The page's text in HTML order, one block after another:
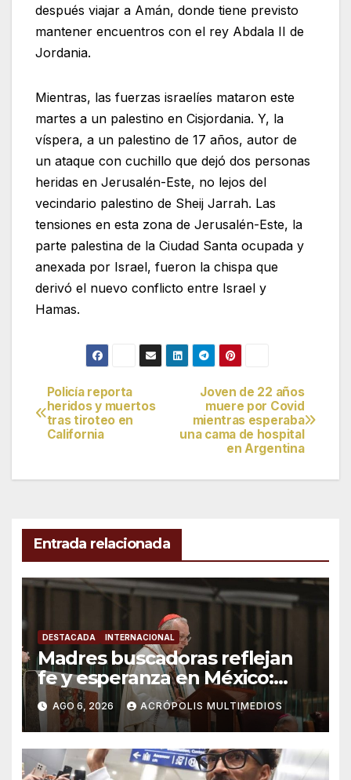
después viajar a Amán, donde tiene previsto
mantener encuentros con el rey Abdala II de
Jordania.
Mientras, las fuerzas israelíes mataron este
martes a un palestino en Cisjordania. Y, la
víspera, a un palestino de 17 años, autor de
un ataque con cuchillo que dejó dos personas
heridas en Jerusalén-Este, no lejos del
vecindario palestino de Sheij Jarrah. Las
tensiones en esta zona de Jerusalén-Este, la
parte palestina de la Ciudad Santa ocupada y
anexada por Israel, fueron la chispa que
derivó el nuevo conflicto entre Israel y
Hamas.
Navegación
de
Joven de 22 años
muere por Covid
mientras esperaba
una cama de hospital
en Argentina
Policía reporta
heridos y muertos
tras tiroteo en
California
Entrada relacionada
DESTACADA INTERNACIONAL
Madres buscadoras reflejan
fe y esperanza en México:
Parolin
AGO 6, 2026 ACRÓPOLIS MULTIMEDIOS